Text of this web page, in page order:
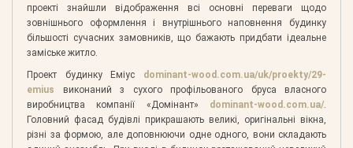
проекті знайшли відображення всі основні переваги щодо
зовнішнього оформлення і внутрішнього наповнення будинку
більшості сучасних замовників, що бажають придбати ідеальне
заміське житло.
Проект будинку Еміус dominant-wood.com.ua/uk/proekty/29-
emius виконаний з сухого профільованого бруса власного
виробництва компанії «Домінант» dominant-wood.com.ua/.
Головний фасад будівлі прикрашають великі, оригінальні вікна,
різні за формою, але доповнюючи одне одного, вони складають